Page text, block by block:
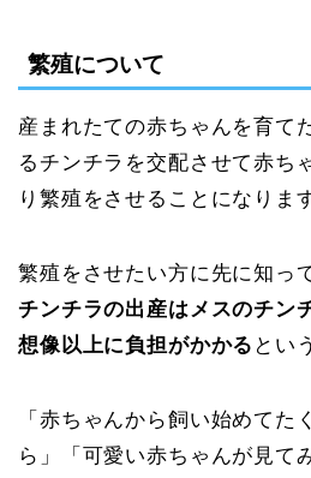
繁殖について
産まれたての赤ちゃんを育て
るチンチラを交配させて赤ち
り繁殖をさせることになりま
繁殖をさせたい方に先に知っ
チンチラの出産はメスのチン
想像以上に負担がかかる とい
「赤ちゃんから飼い始めてた
ら」「可愛い赤ちゃんが見て